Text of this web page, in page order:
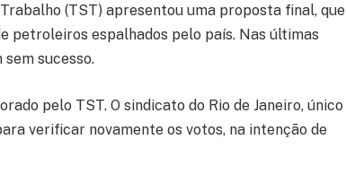
(TST) apresentou uma proposta final, que
petroleiros espalhados pelo país. Nas últimas
sucesso.
pelo TST. O sindicato do Rio de Janeiro, único
verificar novamente os votos, na intenção de